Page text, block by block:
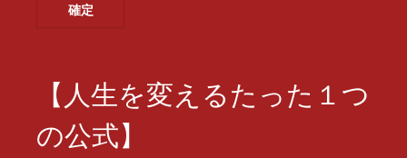
【人生を変えるたった１つ
の公式】